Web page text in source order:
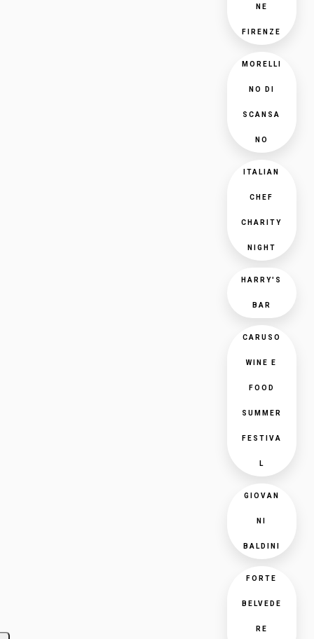
NE
FIRENZE
MORELLI
NO DI
SCANSA
NO
ITALIAN
CHEF
CHARITY
NIGHT
HARRY'S
BAR
CARUSO
WINE E
FOOD
SUMMER
FESTIVA
L
GIOVAN
NI
BALDINI
FORTE
BELVEDE
RE